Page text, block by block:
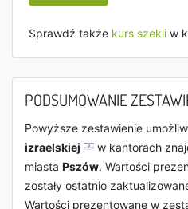
Sprawdź także kurs szekli w
PODSUMOWANIE
Powyższe zestawienie
izraelskiej
w kantorach
miasta Pszów. Wartości
zostały ostatnio
Wartości prezentowane w